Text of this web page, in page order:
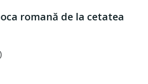
romană de la cetatea